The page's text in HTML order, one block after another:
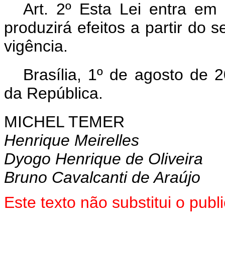
Art. 2º Esta Lei entra
produzirá efeitos a partir do
vigência.
Brasília, 1º de agosto de
da República.
MICHEL TEMER
Henrique Meirelles
Dyogo Henrique de Oliveira
Bruno Cavalcanti de Araújo
Este texto não substitui o